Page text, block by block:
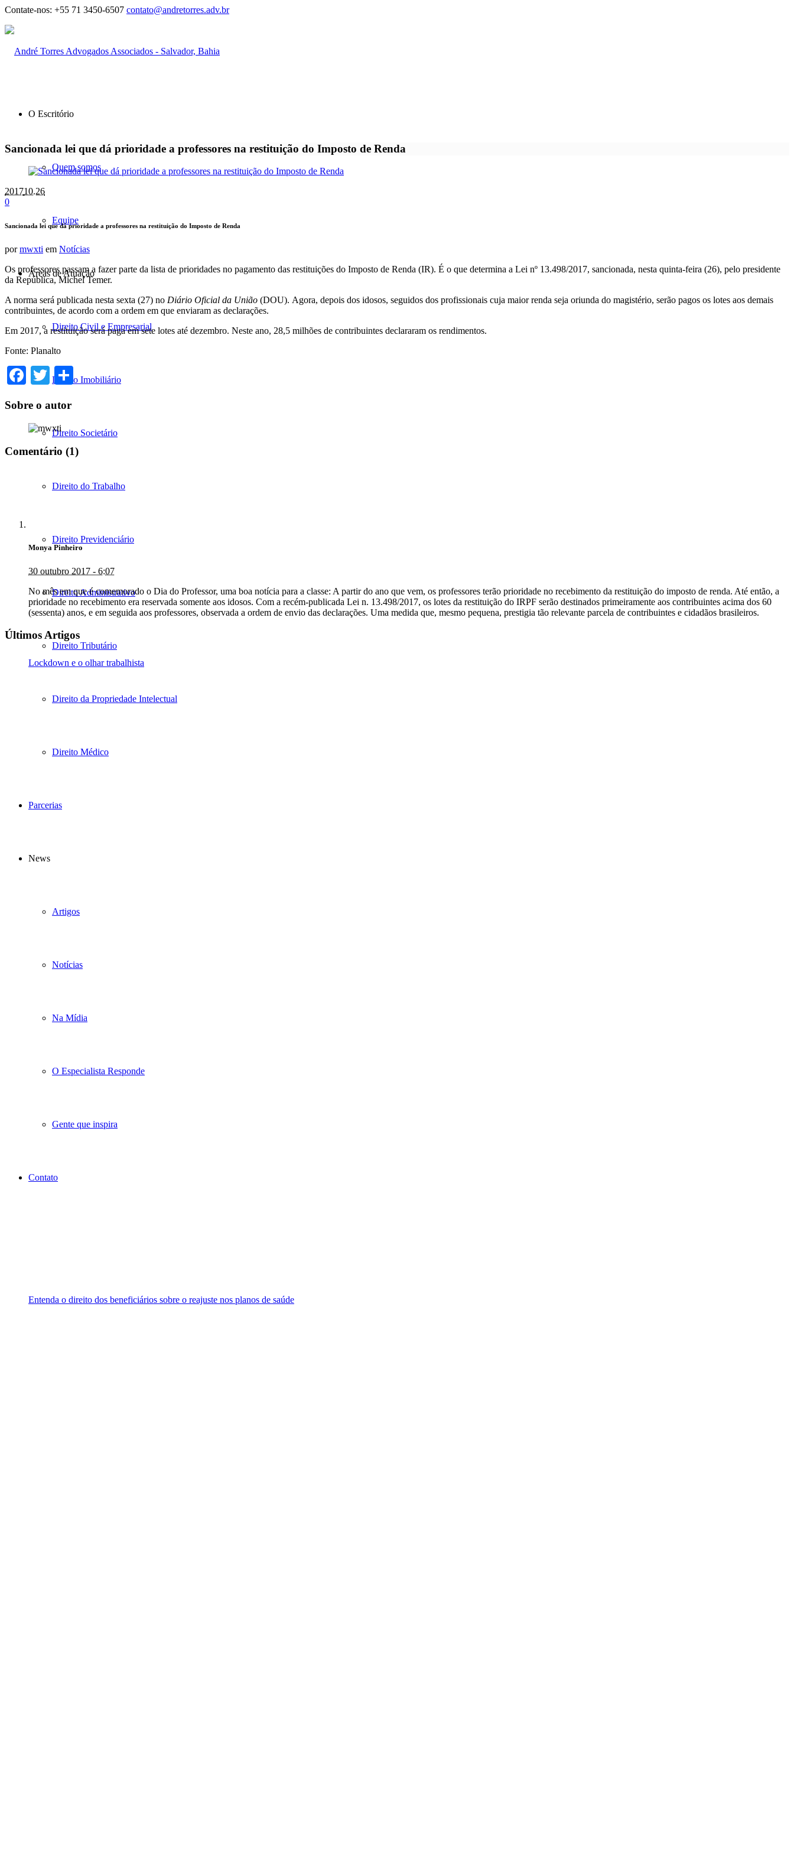
Contate-nos: +55 71 3450-6507 contato@andretorres.adv.br
O Escritório
Quem somos
Equipe
Áreas de Atuação
Direito Civil e Empresarial
Direito Imobiliário
Direito Societário
Direito do Trabalho
Direito Previdenciário
Direito Administrativo
Direito Tributário
Direito da Propriedade Intelectual
Direito Médico
Parcerias
News
Artigos
Notícias
Na Mídia
O Especialista Responde
Gente que inspira
Contato
Sancionada lei que dá prioridade a professores na restituição do Imposto de Renda
201710.26
0
Sancionada lei que dá prioridade a professores na restituição do Imposto de Renda
pormwxti em Notícias
Os professores passam a fazer parte da lista de prioridades no pagamento das restituições do Imposto de Renda (IR). É o que determina a Lei nº 13.498/2017, sancionada, nesta quinta-feira (26), pelo presidente
da República, Michel Temer.
A norma será publicada nesta sexta (27) no Diário Oficial da União (DOU). Agora, depois dos idosos, seguidos dos profissionais cuja maior renda seja oriunda do magistério, serão pagos os lotes aos demais
contribuintes, de acordo com a ordem em que enviaram as declarações.
Em 2017, a restituição será paga em sete lotes até dezembro. Neste ano, 28,5 milhões de contribuintes declararam os rendimentos.
Fonte: Planalto
Facebook
Twitter
Share
Sobre o autor
Comentário (1)
Monya Pinheiro
30 outubro 2017 - 6:07
No mês em que é comemorado o Dia do Professor, uma boa notícia para a classe: A partir do ano que vem, os professores terão prioridade no recebimento da restituição do imposto de renda. Até então, a
prioridade no recebimento era reservada somente aos idosos. Com a recém-publicada Lei n. 13.498/2017, os lotes da restituição do IRPF serão destinados primeiramente aos contribuintes acima dos 60
(sessenta) anos, e em seguida aos professores, observada a ordem de envio das declarações. Uma medida que, mesmo pequena, prestigia tão relevante parcela de contribuintes e cidadãos brasileiros.
Últimos Artigos
Lockdown e o olhar trabalhista
Entenda o direito dos beneficiários sobre o reajuste nos planos de saúde